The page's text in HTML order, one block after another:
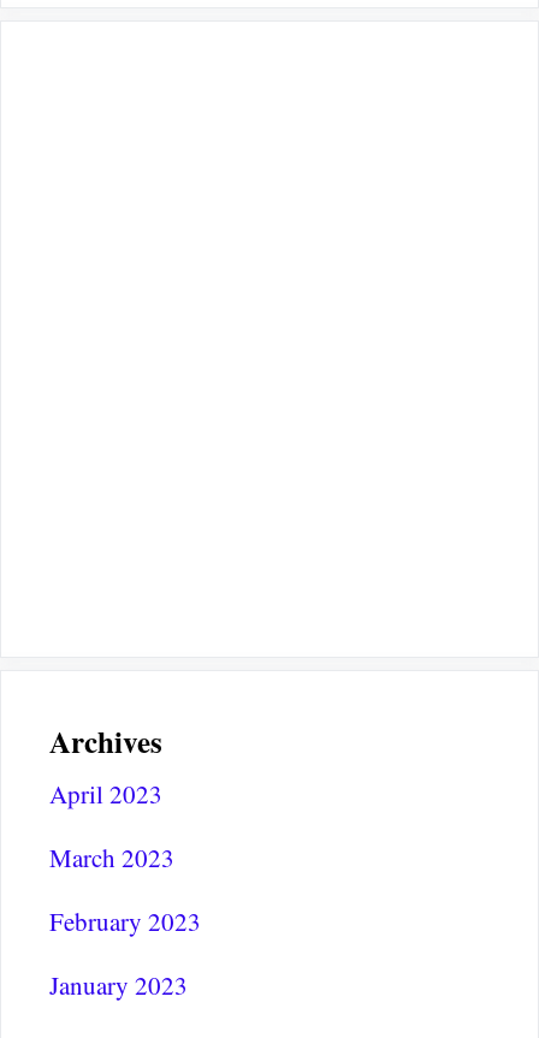
Archives
April 2023
March 2023
February 2023
January 2023